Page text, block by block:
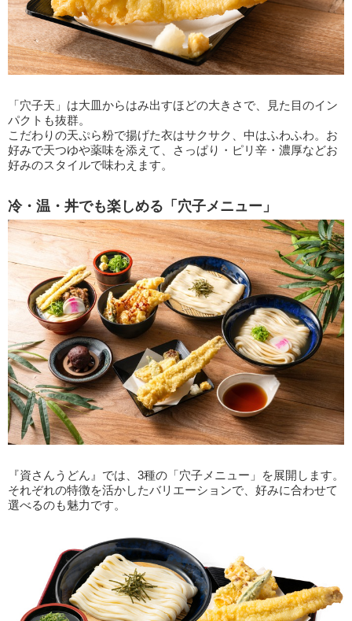
「穴子天」は大皿からはみ出すほどの大きさで、見た目のイン
パクトも抜群。
こだわりの天ぷら粉で揚げた衣はサクサク、中はふわふわ。お
好みで天つゆや薬味を添えて、さっぱり・ピリ辛・濃厚などお
好みのスタイルで味わえます。
冷・温・丼でも楽しめる「穴子メニュー」
『資さんうどん』では、3種の「穴子メニュー」を展開します。
それぞれの特徴を活かしたバリエーションで、好みに合わせて
選べるのも魅力です。